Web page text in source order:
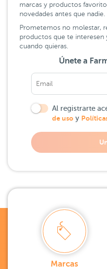
marcas y productos
novedades antes que nadie.
Prometemos no molestar,
productos que te interesen
cuando quieras.
Únete a
Al registrarte
de uso y
Marcas